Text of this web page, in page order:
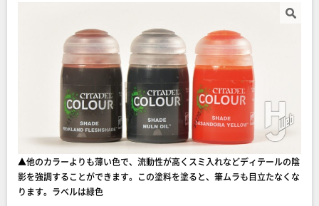
▲他のカラーよりも薄い色で、流動性が高くスミ入れなどディテールの陰
影を強調することができます。この塗料を塗ると、筆ムラも目立たなくな
ります。ラベルは緑色